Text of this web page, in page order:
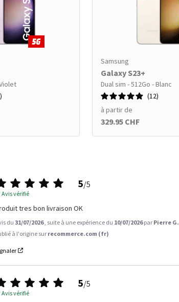
Samsung
Galaxy S23+
Dual sim - 512Go - Blanc
12
à partir de
329.95 CHF
5/5
Avis vérifié
tres bon livraison OK
du31/07/2026 , suite à une expérience du 10/07/2026par Pierre G.
à l'origine sur recommerce.com (fr)
5/5
Avis vérifié